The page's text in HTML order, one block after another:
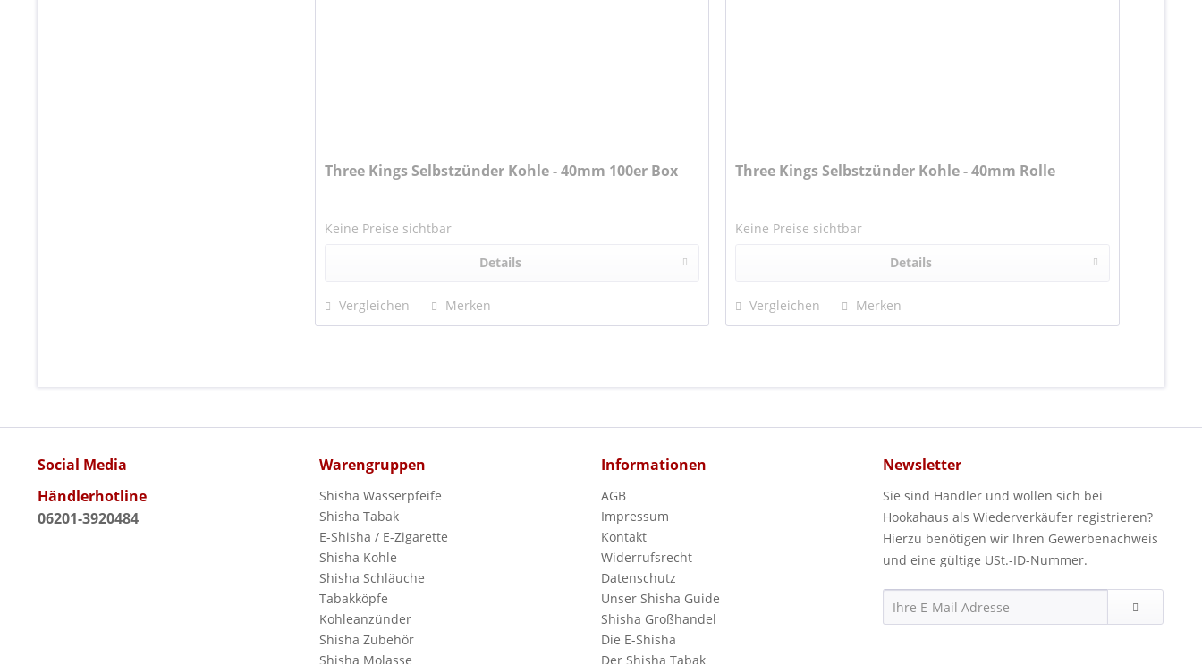
Three Kings Selbstzünder Kohle - 40mm 100er Box
Keine Preise sichtbar
Details
Vergleichen Merken
Three Kings Selbstzünder Kohle - 40mm Rolle
Keine Preise sichtbar
Details
Vergleichen Merken
Social Media
Händlerhotline
06201-3920484
Warengruppen
Shisha Wasserpfeife
Shisha Tabak
E-Shisha / E-Zigarette
Shisha Kohle
Shisha Schläuche
Tabakköpfe
Kohleanzünder
Shisha Zubehör
Shisha Molasse
Informationen
AGB
Impressum
Kontakt
Widerrufsrecht
Datenschutz
Unser Shisha Guide
Shisha Großhandel
Die E-Shisha
Der Shisha Tabak
Newsletter
Sie sind Händler und wollen sich bei
Hookahaus als Wiederverkäufer registrieren?
Hierzu benötigen wir Ihren Gewerbenachweis
und eine gültige USt.-ID-Nummer.